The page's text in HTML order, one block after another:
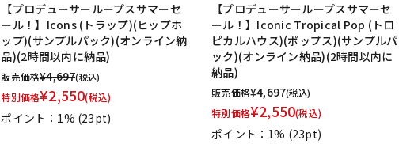
【プロデューサーループスサマーセ
ール！】Icons (トラップ)(ヒップホ
ップ)(サンプルパック)(オンライン納
品)(2時間以内に納品)
販売価格¥4,697(税込)
特別価格¥2,550(税込)
ポイント：1% (23pt)
【プロデューサーループスサマーセ
ール！】Iconic Tropical Pop (トロ
ピカルハウス)(ポップス)(サンプルパ
ック)(オンライン納品)(2時間以内に
納品)
販売価格¥4,697(税込)
特別価格¥2,550(税込)
ポイント：1% (23pt)